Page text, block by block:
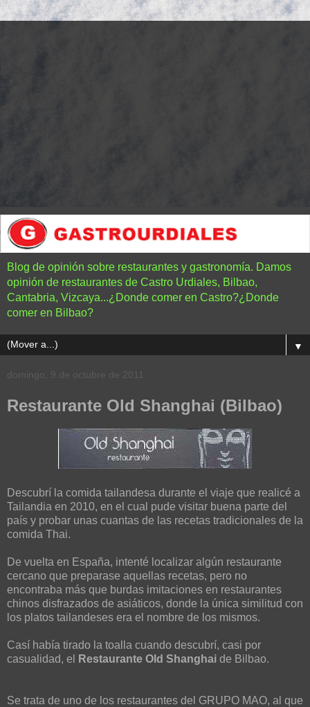
Blog de opinión sobre restaurantes y gastronomía. Damos
opinión de restaurantes de Castro Urdiales, Bilbao,
Cantabria, Vizcaya...¿Donde comer en Castro?¿Donde
comer en Bilbao?
▼
domingo, 9 de octubre de 2011
Restaurante Old Shanghai (Bilbao)
Descubrí la comida tailandesa durante el viaje que realicé a
Tailandia en 2010, en el cual pude visitar buena parte del
país y probar unas cuantas de las recetas tradicionales de la
comida Thai.
De vuelta en España, intenté localizar algún restaurante
cercano que preparase aquellas recetas, pero no
encontraba más que burdas imitaciones en restaurantes
chinos disfrazados de asiáticos, donde la única similitud con
los platos tailandeses era el nombre de los mismos.
Casí había tirado la toalla cuando descubrí, casi por
casualidad, el
Restaurante Old Shanghai de Bilbao.
Se trata de uno de los restaurantes del GRUPO MAO, al que